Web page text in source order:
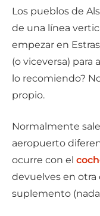
Los pueblos de
de una línea
empezar en
(o viceversa) para
lo recomiendo?
propio.
Normalmente
aeropuerto
ocurre con el
devuelves en otra
suplemento